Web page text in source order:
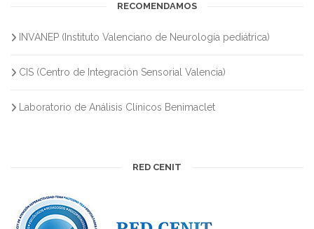
RECOMENDAMOS
INVANEP (Instituto Valenciano de Neurología pediátrica)
CIS (Centro de Integración Sensorial Valencia)
Laboratorio de Análisis Clínicos Benimaclet
RED CENIT